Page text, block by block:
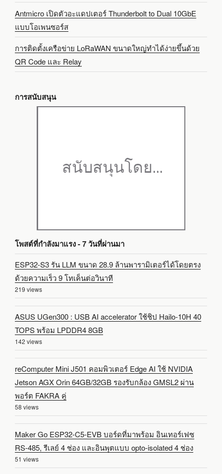
Antmicro เปิดตัวอะแดปเตอร์ Thunderbolt to Dual 10GbE
แบบโอเพนซอร์ส
การติดตั้งเครือข่าย LoRaWAN ขนาดใหญ่ทำได้ง่ายขึ้นด้วย
QR Code และ Relay
การสนับสนุน
โพสต์ที่กำลังมาแรง - 7 วันที่ผ่านมา
ESP32-S3 รัน LLM ขนาด 28.9 ล้านพารามิเตอร์ได้โดยตรง
ด้วยความเร็ว 9 โทเค็นต่อวินาที
219 views
ASUS UGen300 : USB AI accelerator ใช้ชิป Hailo-10H 40
TOPS พร้อม LPDDR4 8GB
142 views
reComputer Mini J501 คอมพิวเตอร์ Edge AI ใช้ NVIDIA
Jetson AGX Orin 64GB/32GB รองรับกล้อง GMSL2 ผ่าน
พอร์ต FAKRA คู่
58 views
Maker Go ESP32-C5-EVB บอร์ดที่มาพร้อม อินเทอร์เฟซ
RS-485, รีเลย์ 4 ช่อง และอินพุตแบบ opto-isolated 4 ช่อง
51 views